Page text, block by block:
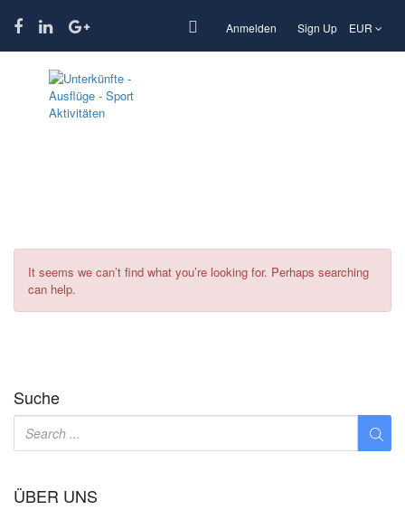
Anmelden Sign Up EUR
It seems we can’t find what you’re looking for. Perhaps searching
can help.
Suche
ÜBER UNS